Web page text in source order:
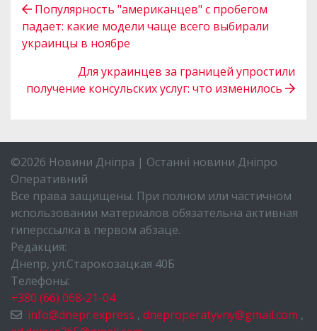
Популярность "американцев" с пробегом
падает: какие модели чаще всего выбирали
украинцы в ноябре
Для украинцев за границей упростили
получение консульских услуг: что изменилось
©2026 Новини Дніпра | Останні новини Дніпро
Оперативний
Все права защищены. При полном или частичном
использовании материалов обязательна активная
гиперссылка в первом абзаце.
Редакция:
Днепр, ул.Старокозацкая 40Б
Телефоны:
+380 (66) 068-21-04
info@dnepr.express , dneproperatyvny@gmail.com ,